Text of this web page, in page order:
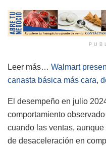
Leer más… Walmart
canasta básica más cara,
El desempeño en julio
comportamiento
cuando las ventas,
de desaceleración en